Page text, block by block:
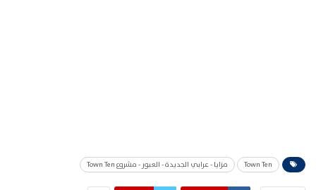
Town Ten مزايا - عرابي الجديدة - العبور - مشروع Town Ten